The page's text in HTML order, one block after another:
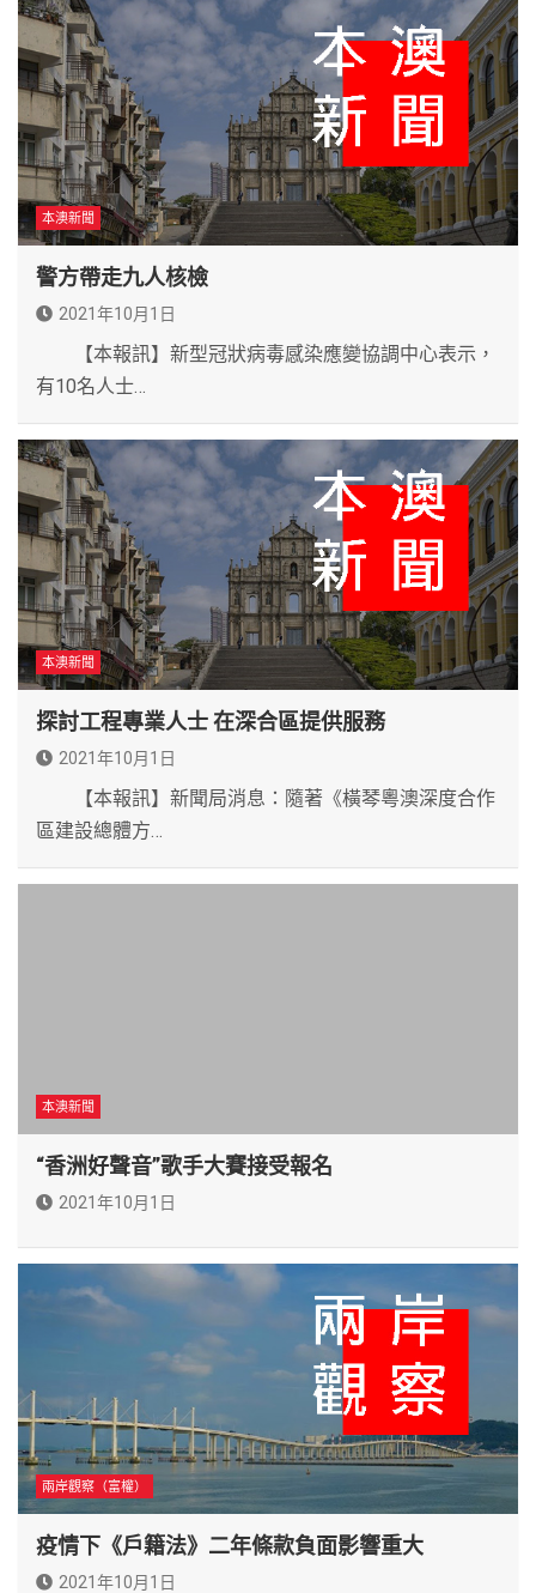
本澳新聞
警方帶走九人核檢
2021年10月1日
【本報訊】新型冠狀病毒感染應變協調中心表示，
有10名人士…
本澳新聞
探討工程專業人士 在深合區提供服務
2021年10月1日
【本報訊】新聞局消息：隨著《橫琴粵澳深度合作
區建設總體方…
本澳新聞
“香洲好聲音”歌手大賽接受報名
2021年10月1日
兩岸觀察（富權）
疫情下《戶籍法》二年條款負面影響重大
2021年10月1日